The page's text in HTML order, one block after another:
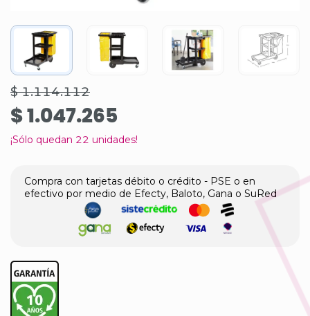
¡Sólo quedan 22 unidades!
$ 1.114.112
$ 1.047.265
Compra con tarjetas débito o crédito - PSE o en
efectivo por medio de Efecty, Baloto, Gana o SuRed